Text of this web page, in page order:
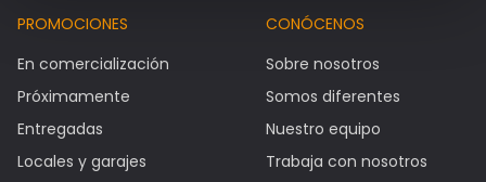
PROMOCIONES
En comercialización
Próximamente
Entregadas
Locales y garajes
CONÓCENOS
Sobre nosotros
Somos diferentes
Nuestro equipo
Trabaja con nosotros